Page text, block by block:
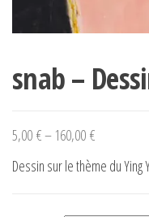
snab –
5,00 €– 160,00 €
Dessin sur le thème du Ying